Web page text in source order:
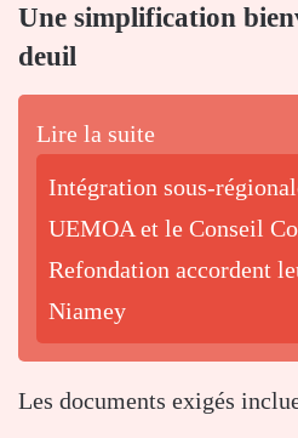
Une simplification
deuil
Lire la suite
Intégration sous-
UEMOA et le Conseil
Refondation accordent
Niamey
Les documents exigés